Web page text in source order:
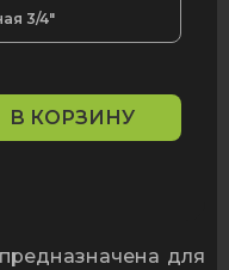
3/4″
В КОРЗИНУ
для